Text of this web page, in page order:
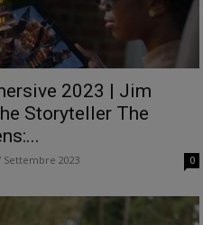
2023 | Jim
Storyteller The
Settembre 2023 0